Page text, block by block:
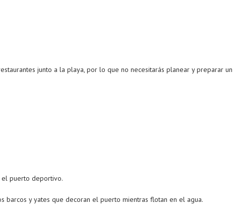
junto a la playa, por lo que no necesitarás planear y preparar
el puerto deportivo.
barcos y yates que decoran el puerto mientras flotan en el agua.